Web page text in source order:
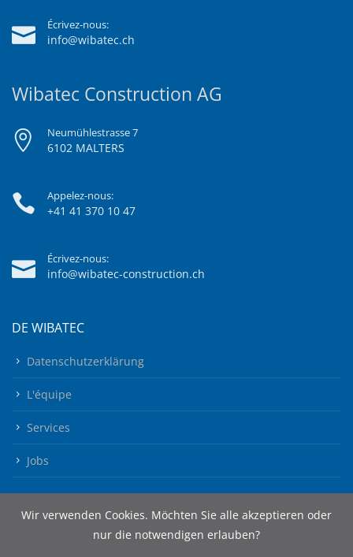
Écrivez-nous:
info@wibatec.ch
Wibatec Construction AG
Neumühlestrasse 7
6102 MALTERS
Appelez-nous:
+41 41 370 10 47
Écrivez-nous:
info@wibatec-construction.ch
DE WIBATEC
Datenschutzerklärung
L'équipe
Services
Jobs
Wir verwenden Cookies. Möchten Sie alle akzeptieren oder
nur die notwendigen erlauben?